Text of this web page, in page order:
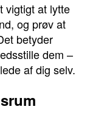
vigtigt at lytte
og prøv at
betyder
dem –
af dig selv.